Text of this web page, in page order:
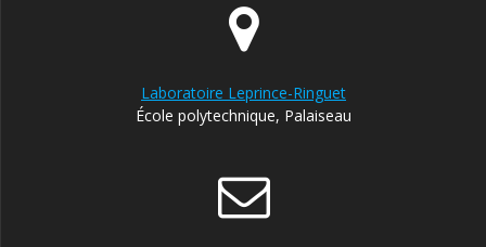
Laboratoire Leprince-Ringuet
École polytechnique, Palaiseau